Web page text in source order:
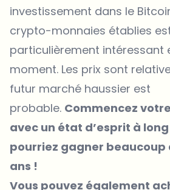
investissement dans le
crypto-monnaies établies
particulièrement intéressant
moment. Les prix sont
futur marché haussier est
probable. Commencez
avec un état d’esprit à
pourriez gagner beaucoup
ans !
Vous pouvez également